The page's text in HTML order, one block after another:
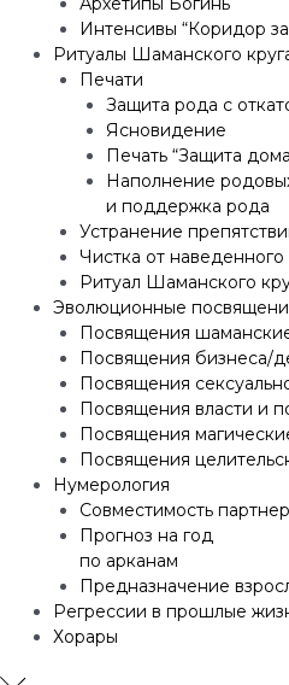
Интенсивы “Коридор
Ритуалы Шаманского
Печати
Защита рода с
Ясновидение
Печать “Защита
Наполнение
и поддержка рода
Устранение
Чистка от наведенного
Ритуал Шаманского
Эволюционные
Посвящения
Посвящения бизнеса/
Посвящения
Посвящения власти и
Посвящения
Посвящения
Нумерология
Совместимость
Прогноз на год
по арканам
Предназначение
Регрессии в прошлые
Хорары